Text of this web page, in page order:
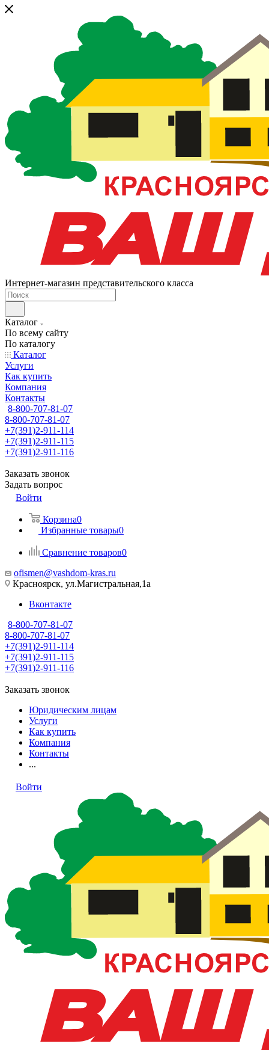
Интернет-магазин представительского класса
Каталог
По всему сайту
По каталогу
Каталог
Услуги
Как купить
Компания
Контакты
8-800-707-81-07
8-800-707-81-07
+7(391)2-911-114
+7(391)2-911-115
+7(391)2-911-116
Заказать звонок
Задать вопрос
Войти
Корзина0
Избранные товары0
Сравнение товаров0
ofismen@vashdom-kras.ru
Красноярск, ул.Магистральная,1а
Вконтакте
8-800-707-81-07
8-800-707-81-07
+7(391)2-911-114
+7(391)2-911-115
+7(391)2-911-116
Заказать звонок
Юридическим лицам
Услуги
Как купить
Компания
Контакты
...
Войти